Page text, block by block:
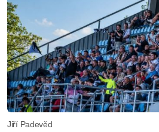
Jiří Padevěd